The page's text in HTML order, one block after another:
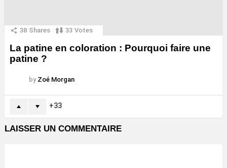
38 Shares 33 Votes
La patine en coloration : Pourquoi faire une
patine ?
by Zoé Morgan
33
LAISSER UN COMMENTAIRE